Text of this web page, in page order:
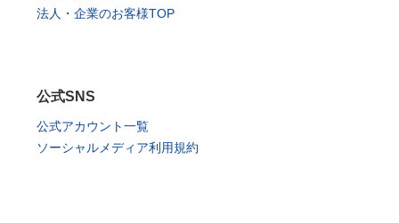
法人・企業のお客様TOP
公式SNS
公式アカウント一覧
ソーシャルメディア利用規約